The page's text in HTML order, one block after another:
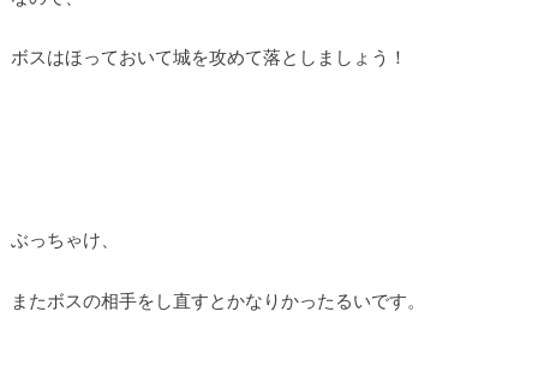
ボスはほっておいて城を攻めて落としましょう！
ぶっちゃけ、
またボスの相手をし直すとかなりかったるいです。